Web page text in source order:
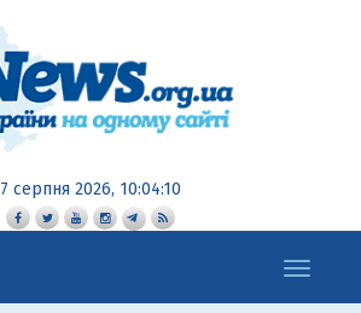
7 серпня 2026, 10:04:12
Toggle
navigation